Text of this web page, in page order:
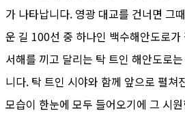
가 나타납니다. 영광 대교를 건너면 그
운 길 100선 중 하나인 백수해안도로
서해를 끼고 달리는 탁 트인 해안도로
니다. 탁 트인 시야와 함께 앞으로 펼쳐
모습이 한눈에 모두 들어오기에 그 시